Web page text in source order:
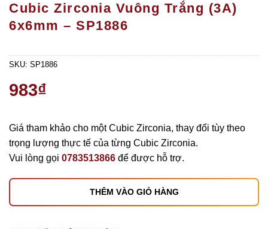
Cubic Zirconia Vuông Trắng (3A)
6x6mm – SP1886
SKU: SP1886
983₫
Giá tham khảo cho một Cubic Zirconia, thay đổi tùy theo
trọng lượng thực tế của từng Cubic Zirconia.
Vui lòng gọi 0783513866 để được hỗ trợ.
THÊM VÀO GIỎ HÀNG